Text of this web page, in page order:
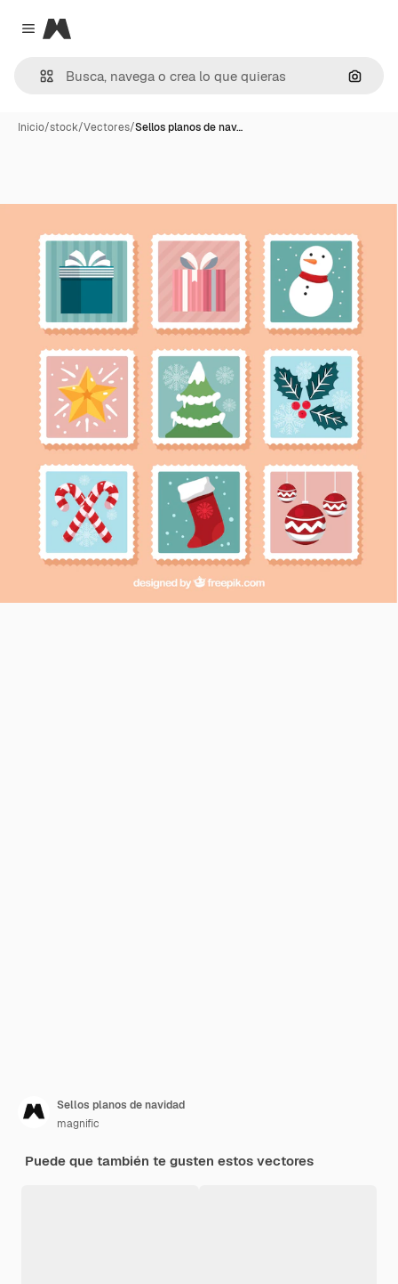
Close menu
Magnific
Inicio/stock/Vectores/Sellos planos de nav…
Sellos planos de navidad
magnific
Puede que también te gusten estos vectores